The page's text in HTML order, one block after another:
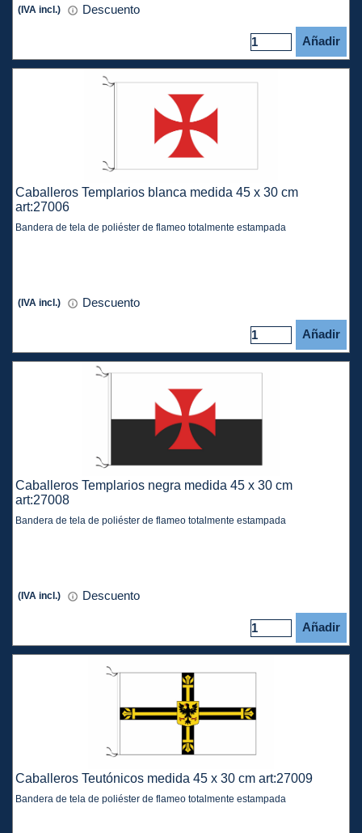
(IVA incl.) Descuento
Añadir
Caballeros Templarios blanca medida 45 x 30 cm
art:27006
Bandera de tela de poliéster de flameo totalmente estampada
(IVA incl.) Descuento
Añadir
Caballeros Templarios negra medida 45 x 30 cm
art:27008
Bandera de tela de poliéster de flameo totalmente estampada
(IVA incl.) Descuento
Añadir
Caballeros Teutónicos medida 45 x 30 cm art:27009
Bandera de tela de poliéster de flameo totalmente estampada